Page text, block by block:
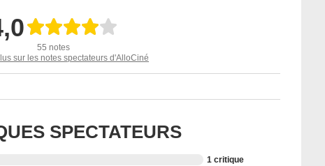
55 notes
sur les notes spectateurs d'AlloCiné
SPECTATEURS
1 critique